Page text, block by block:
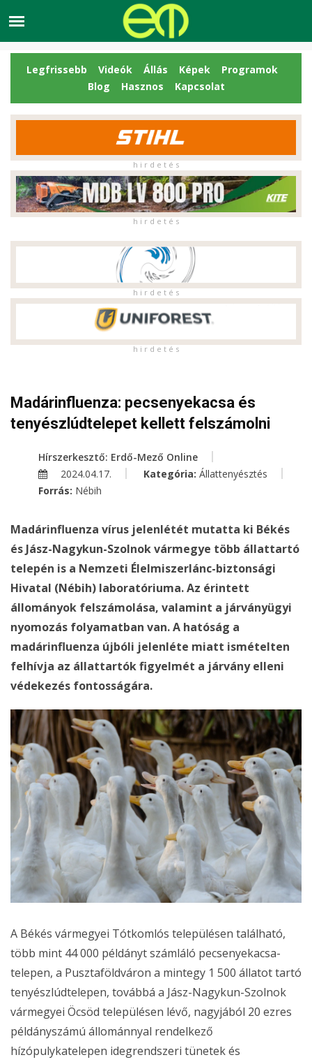
Legfrissebb Videók Állás Képek
Programok
Blog
Hasznos Kapcsolat
h i r d e t é s
h i r d e t é s
h i r d e t é s
h i r d e t é s
Madárinfluenza: pecsenyekacsa és
tenyészlúdtelepet kellett felszámolni
Hírszerkesztő: Erdő-Mező Online
2024.04.17.
Kategória: Állattenyésztés
Forrás: Nébih
Madárinfluenza vírus jelenlétét mutatta ki Békés
és Jász-Nagykun-Szolnok vármegye több állattartó
telepén is a Nemzeti Élelmiszerlánc-biztonsági
Hivatal (Nébih) laboratóriuma. Az érintett
állományok felszámolása, valamint a járványügyi
nyomozás folyamatban van. A hatóság a
madárinfluenza újbóli jelenléte miatt ismételten
felhívja az állattartók figyelmét a járvány elleni
védekezés fontosságára.
A Békés vármegyei Tótkomlós településen található,
több mint 44 000 példányt számláló pecsenyekacsa-
telepen, a Pusztaföldváron a mintegy 1 500 állatot tartó
tenyészlúdtelepen, továbbá a Jász-Nagykun-Szolnok
vármegyei Öcsöd településen lévő, nagyjából 20 ezres
példányszámú állománnyal rendelkező
hízópulykatelepen idegrendszeri tünetek és